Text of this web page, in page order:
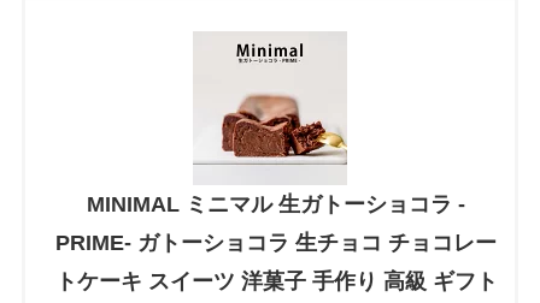
MINIMAL ミニマル 生ガトーショコラ -
PRIME- ガトーショコラ 生チョコ チョコレー
トケーキ スイーツ 洋菓子 手作り 高級 ギフト